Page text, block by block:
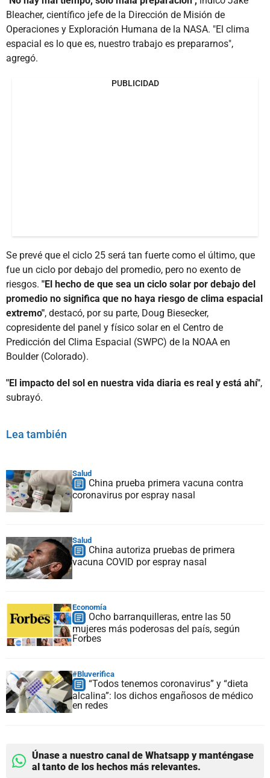
Bleacher, científico jefe de la Dirección de Misión de
Operaciones y Exploración Humana de la NASA. "El clima
espacial es lo que es, nuestro trabajo es prepararnos",
agregó.
PUBLICIDAD
Se prevé que el ciclo 25 será tan fuerte como el último, que
fue un ciclo por debajo del promedio, pero no exento de
riesgos. "El hecho de que sea un ciclo solar por debajo del
promedio no significa que no haya riesgo de clima espacial
extremo", destacó, por su parte, Doug Biesecker,
copresidente del panel y físico solar en el Centro de
Predicción del Clima Espacial (SWPC) de la NOAA en
Boulder (Colorado).
"El impacto del sol en nuestra vida diaria es real y está ahí",
subrayó.
Lea también
Salud
China prueba primera vacuna contra
coronavirus por espray nasal
Salud
China autoriza pruebas de primera
vacuna COVID por espray nasal
Economía
Ocho barranquilleras, entre las 50
mujeres más poderosas del país, según
Forbes
#Bluverifica
“Todos tenemos coronavirus” y “dieta
alcalina”: los dichos engañosos de médico
en redes
Únase a nuestro canal de Whatsapp y manténgase
al tanto de los hechos más relevantes.